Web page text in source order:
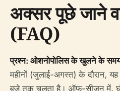
अक्सर पूछे जाने
(FAQ)
प्रश्न: ओशनोपोलिस के खुलने के समय
महीनों (जुलाई-अगस्त) के दौरान,
बजे तक चलता है। ऑफ-सीजन में,